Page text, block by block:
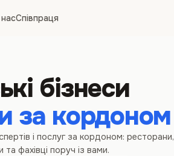
Співпраця
бізнеси
за кордоном
і послуг за кордоном: ресторани,
та фахівці поруч із вами.